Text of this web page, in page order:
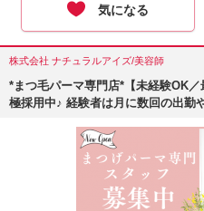
気になる
株式会社 ナチュラルアイズ/美容師
*まつ毛パーマ専門店*【未経験OK
極採用中♪ 経験者は月に数回の出勤